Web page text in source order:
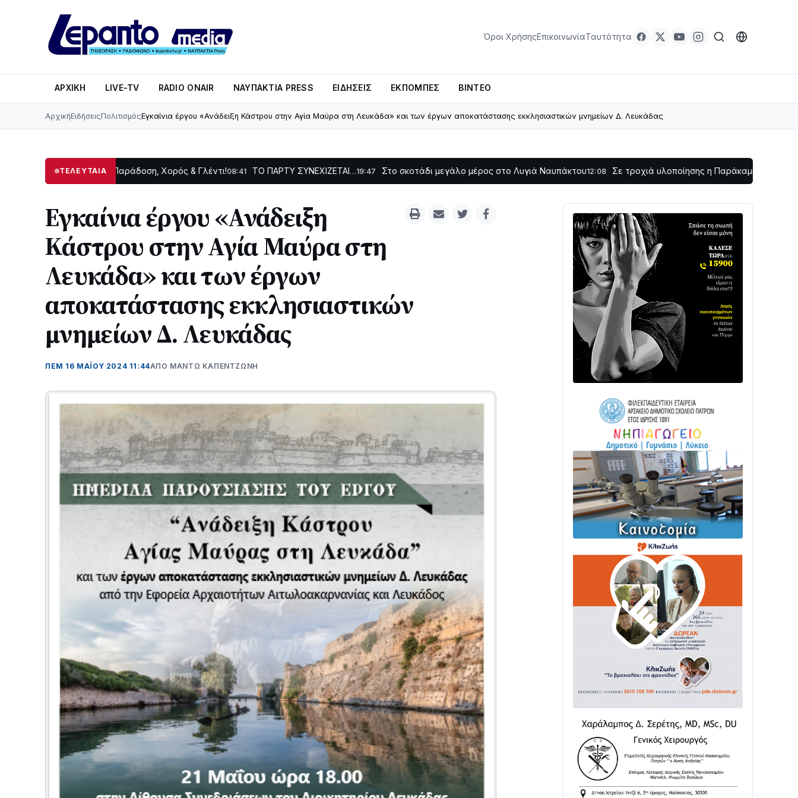
Όροι ΧρήσηςΕπικοινωνίαΤαυτότητα
ΑΡΧΙΚΉ LIVE-TV RADIO ONAIR ΝΑΥΠΑΚΤΊΑ PRESS ΕΙΔΉΣΕΙΣ ΕΚΠΟΜΠΈΣ ΒΊΝΤΕΟ
ΑρχικήΕιδήσειςΠολιτισμόςΕγκαίνια έργου «Ανάδειξη Κάστρου στην Αγία Μαύρα στη Λευκάδα» και των έργων αποκατάστασης εκκλησιαστικών μνημείων Δ. Λευκάδας
ΤΕΛΕΥΤΑΙΑ
Δωρίδας: Παράδοση, Χορός & Γλέντι!08:41 ΤΟ ΠΑΡΤΥ ΣΥΝΕΧΙΖΕΤΑΙ…19:47 Στο σκοτάδι μεγάλο μέρος στο Λυγιά Ναυπάκτου12:08 Σε τροχιά υλοποίησης η Παράκαμψη του Κέντρου της
Εγκαίνια έργου «Ανάδειξη
Κάστρου στην Αγία Μαύρα στη
Λευκάδα» και των έργων
αποκατάστασης εκκλησιαστικών
μνημείων Δ. Λευκάδας
ΠΕΜ 16 ΜΑΪΟΥ 2024 11:44ΑΠΌ ΜΑΝΤΩ ΚΑΠΕΝΤΖΩΝΗ